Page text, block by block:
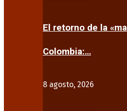
El retorno de la
Colombia:…
8 agosto, 2026